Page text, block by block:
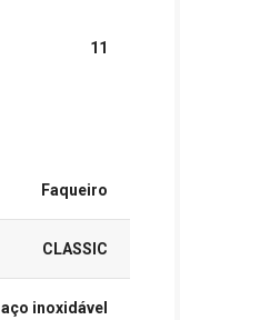
11
Faqueiro
CLASSIC
aço inoxidável